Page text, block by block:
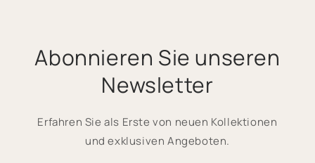
Abonnieren Sie unseren
Newsletter
Erfahren Sie als Erste von neuen Kollektionen
und exklusiven Angeboten.